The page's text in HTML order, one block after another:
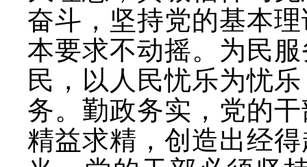
奋斗，坚持党的基本
本要求不动摇。为民
民，以人民忧乐为忧
务。勤政务实，党的
精益求精，创造出经